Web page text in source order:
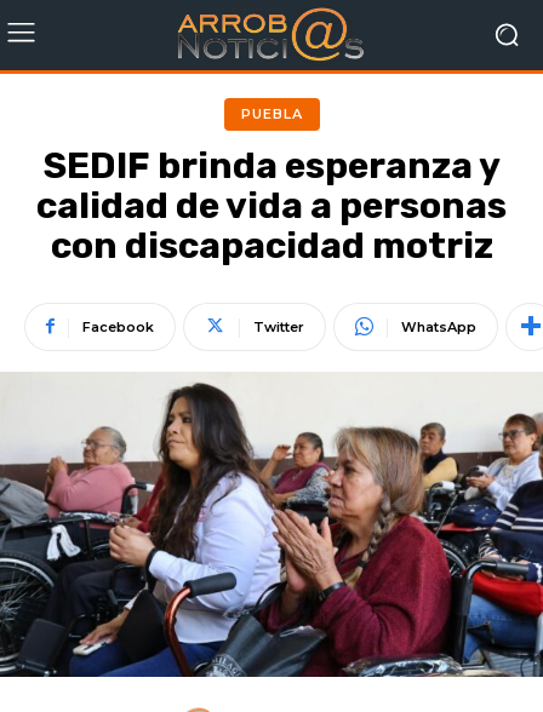
PUEBLA
SEDIF brinda esperanza y
calidad de vida a personas
con discapacidad motriz
Facebook Twitter WhatsApp